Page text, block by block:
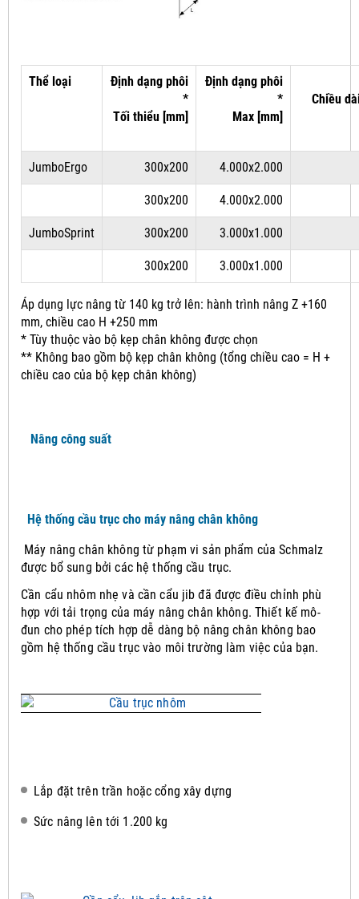
Thể loại
Định dạng phôi
*
Tối thiểu [mm]
Định dạng phôi
*
Max [mm]
Chiều
JumboErgo 300x200 4.000x2.000
300x200 4.000x2.000
JumboSprint 300x200 3.000x1.000
300x200 3.000x1.000
Áp dụng lực nâng từ 140 kg trở lên: hành trình nâng Z +160
mm, chiều cao H +250 mm
* Tùy thuộc vào bộ kẹp chân không được chọn
** Không bao gồm bộ kẹp chân không (tổng chiều cao = H +
chiều cao của bộ kẹp chân không)
Nâng công suất
Hệ thống cầu trục cho máy nâng chân không
Máy nâng chân không từ phạm vi sản phẩm của Schmalz
được bổ sung bởi các hệ thống cầu trục.
Cần cẩu nhôm nhẹ và cần cẩu jib đã được điều chỉnh phù
hợp với tải trọng của máy nâng chân không.Thiết kế mô-
đun cho phép tích hợp dễ dàng bộ nâng chân không bao
gồm hệ thống cầu trục vào môi trường làm việc của bạn.
Lắp đặt trên trần hoặc cổng xây dựng
Sức nâng lên tới 1.200 kg